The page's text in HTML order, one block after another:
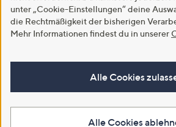
unter „Cookie-Einstellungen“ deine
die Rechtmäßigkeit der bisherigen
Mehr Informationen findest du in unserer
Alle Cookies
Alle Cookies